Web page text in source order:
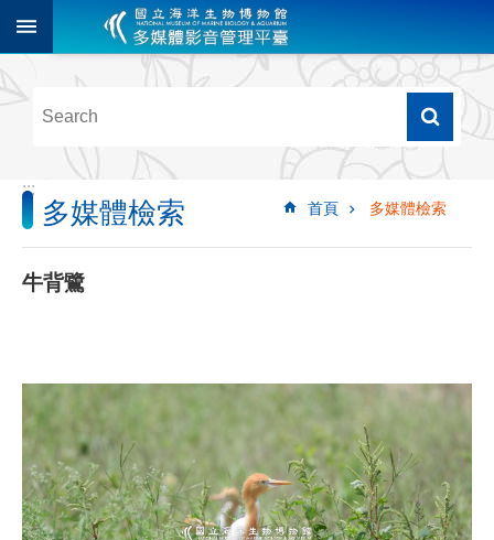
跳到主要內容區塊
階
尋
多
媒
體
檢
像
影
音
音
源
:::
首頁 多媒體檢索
多媒體檢索
牛背鷺